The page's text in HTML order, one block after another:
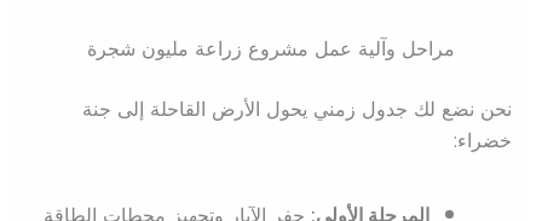
مراحل وآلية عمل مشروع زراعة مليون شجرة
نحن نضع لك جدول زمني يحول الأرض القاحلة إلى جنة
خضراء: